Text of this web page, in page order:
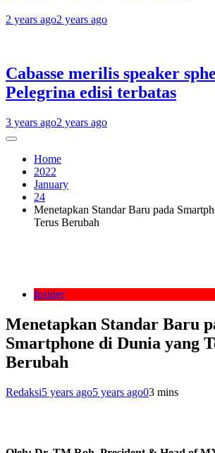
2 years ago2 years ago
Cabasse merilis speaker
Pelegrina edisi terbatas
3 years ago2 years ago
Home
2022
January
24
Menetapkan Standar Baru pada
Terus Berubah
Insider
Menetapkan Standar Baru
Smartphone di Dunia yang
Berubah
Redaksi5 years ago5 years ago03 mins